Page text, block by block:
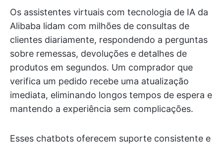
Os assistentes virtuais com tecnologia de IA da
Alibaba lidam com milhões de consultas de
clientes diariamente, respondendo a perguntas
sobre remessas, devoluções e detalhes de
produtos em segundos. Um comprador que
verifica um pedido recebe uma atualização
imediata, eliminando longos tempos de espera e
mantendo a experiência sem complicações.
Esses chatbots oferecem suporte consistente e